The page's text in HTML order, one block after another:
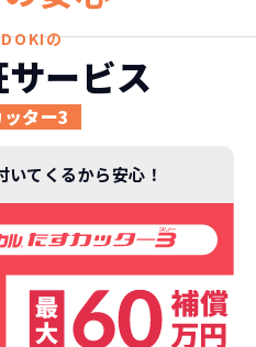
今まで培ってきた
通ネットワークと
とでこの「超高残
た。
ことによりこの価
した。
せたお車の選択が
し、転勤、家族が増
時の状況に合わせ
とおもいません
ミの料金です。
かる費用が
コミ
の
ービス
ター3
てくるから安心！